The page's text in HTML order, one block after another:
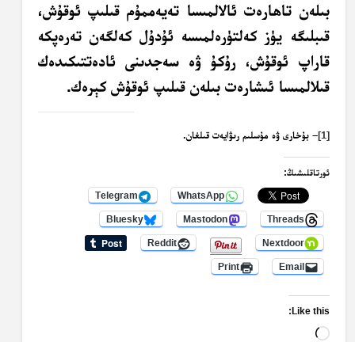
بىلەن تاھارەت ئالالمىسا تەيەممۇم قىلىپ ئوقۇش،
قىبلىگە يۈز كەلتۈرەلمىسە ئۇدۇل كەلگەن تەرەپكە
قاراپ ئوقۇش، رۇكۇ ۋە سەجدىنى ئادەتتىكىدەك
قىلالمىسا ئىشارەت بىلەن قىلىپ ئوقۇش كېرەك.
[1]– بۇخارى ۋە مۇسلىم رىۋايەت قىلغان.
ئورتاقلىشىڭ:
WhatsApp
Telegram
Threads
Mastodon
Bluesky
Nextdoor
Reddit
Email
Print
Like this:
Loading…